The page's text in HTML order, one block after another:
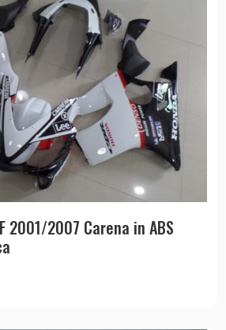
2001/2007 Carena in ABS